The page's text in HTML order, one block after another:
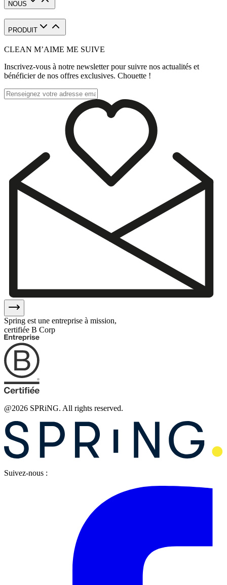
NOUS
PRODUIT
CLEAN M’AIME ME SUIVE
Inscrivez-vous à notre newsletter pour suivre nos actualités et
bénéficier de nos offres exclusives. Chouette !
Spring est une entreprise à mission,
certifiée B Corp
@2026 SPRiNG. All rights reserved.
Suivez-nous :